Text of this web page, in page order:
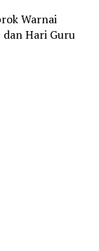
Warnai
Hari Guru